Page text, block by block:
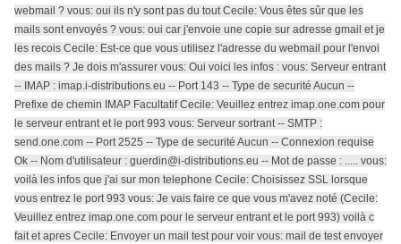
webmail ? vous: oui ils n'y sont pas du tout Cecile: Vous êtes sûr que les
mails sont envoyés ? vous: oui car j'envoie une copie sur adresse gmail et je
les recois Cecile: Est-ce que vous utilisez l'adresse du webmail pour l'envoi
des mails ? Je dois m'assurer vous: Oui voici les infos : vous: Serveur entrant
-- IMAP : imap.i-distributions.eu -- Port 143 -- Type de securité Aucun --
Prefixe de chemin IMAP Facultatif Cecile: Veuillez entrez imap.one.com pour
le serveur entrant et le port 993 vous: Serveur sortrant -- SMTP :
send.one.com -- Port 2525 -- Type de securité Aucun -- Connexion requise
Ok -- Nom d'utilisateur : guerdin@i-distributions.eu -- Mot de passe : ..... vous:
voilà les infos que j'ai sur mon telephone Cecile: Choisissez SSL lorsque
vous entrez le port 993 vous: Je vais faire ce que vous m'avez noté (Cecile:
Veuillez entrez imap.one.com pour le serveur entrant et le port 993) voilà c
fait et apres Cecile: Envoyer un mail test pour voir vous: mail de test envoyer